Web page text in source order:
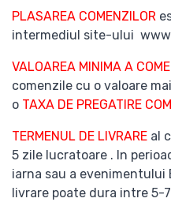
PLASAREA COMENZILOR
intermediul site-ului
VALOAREA MINIMA A
comenzile cu o valoare
o TAXA DE PREGATIRE
TERMENUL DE LIVRARE al
5 zile lucratoare . In
iarna sau a evenimentului
livrare poate dura intre 5-